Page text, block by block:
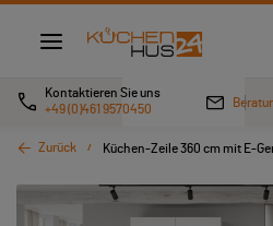
Kontaktieren Sie uns
+49 (0)461 9570450
Zurück Küchen-Zeile 360 cm mit E-